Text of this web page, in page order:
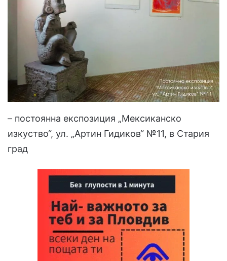
– постоянна експозиция „Мексиканско
изкуство“, ул. „Артин Гидиков“ №11, в Стария
град